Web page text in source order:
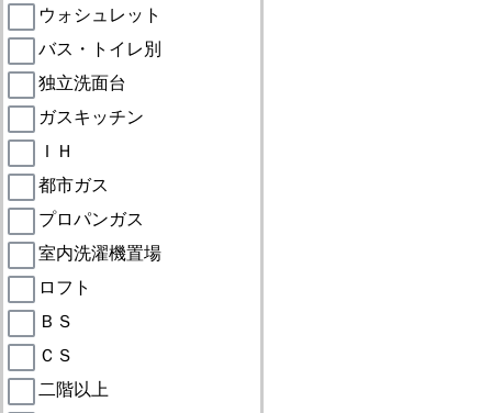
ウォシュレット
バス・トイレ別
独立洗面台
ガスキッチン
ＩＨ
都市ガス
プロパンガス
室内洗濯機置場
ロフト
ＢＳ
ＣＳ
二階以上